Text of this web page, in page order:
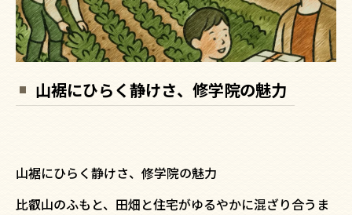
山裾にひらく静けさ、修学院の魅力
山裾にひらく静けさ、修学院の魅力
比叡山のふもと、田畑と住宅がゆるやかに混ざり合うま